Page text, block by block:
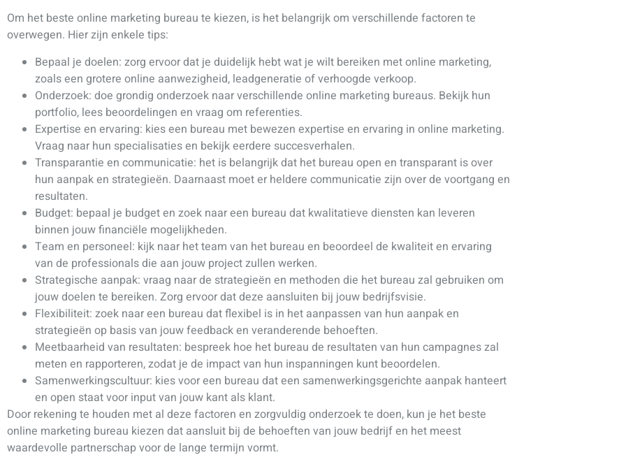
Om het beste online marketing bureau te kiezen, is het belangrijk om verschillende factoren te
overwegen. Hier zijn enkele tips:
Bepaal je doelen: zorg ervoor dat je duidelijk hebt wat je wilt bereiken met online marketing,
zoals een grotere online aanwezigheid, leadgeneratie of verhoogde verkoop.
Onderzoek: doe grondig onderzoek naar verschillende online marketing bureaus. Bekijk hun
portfolio, lees beoordelingen en vraag om referenties.
Expertise en ervaring: kies een bureau met bewezen expertise en ervaring in online marketing.
Vraag naar hun specialisaties en bekijk eerdere succesverhalen.
Transparantie en communicatie: het is belangrijk dat het bureau open en transparant is over
hun aanpak en strategieën. Daarnaast moet er heldere communicatie zijn over de voortgang en
resultaten.
Budget: bepaal je budget en zoek naar een bureau dat kwalitatieve diensten kan leveren
binnen jouw financiële mogelijkheden.
Team en personeel: kijk naar het team van het bureau en beoordeel de kwaliteit en ervaring
van de professionals die aan jouw project zullen werken.
Strategische aanpak: vraag naar de strategieën en methoden die het bureau zal gebruiken om
jouw doelen te bereiken. Zorg ervoor dat deze aansluiten bij jouw bedrijfsvisie.
Flexibiliteit: zoek naar een bureau dat flexibel is in het aanpassen van hun aanpak en
strategieën op basis van jouw feedback en veranderende behoeften.
Meetbaarheid van resultaten: bespreek hoe het bureau de resultaten van hun campagnes zal
meten en rapporteren, zodat je de impact van hun inspanningen kunt beoordelen.
Samenwerkingscultuur: kies voor een bureau dat een samenwerkingsgerichte aanpak hanteert
en open staat voor input van jouw kant als klant.
Door rekening te houden met al deze factoren en zorgvuldig onderzoek te doen, kun je het beste
online marketing bureau kiezen dat aansluit bij de behoeften van jouw bedrijf en het meest
waardevolle partnerschap voor de lange termijn vormt.